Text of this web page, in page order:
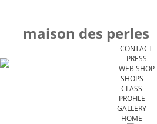
maison des perles
CONTACT
PRESS
WEB SHOP
SHOPS
CLASS
PROFILE
GALLERY
HOME